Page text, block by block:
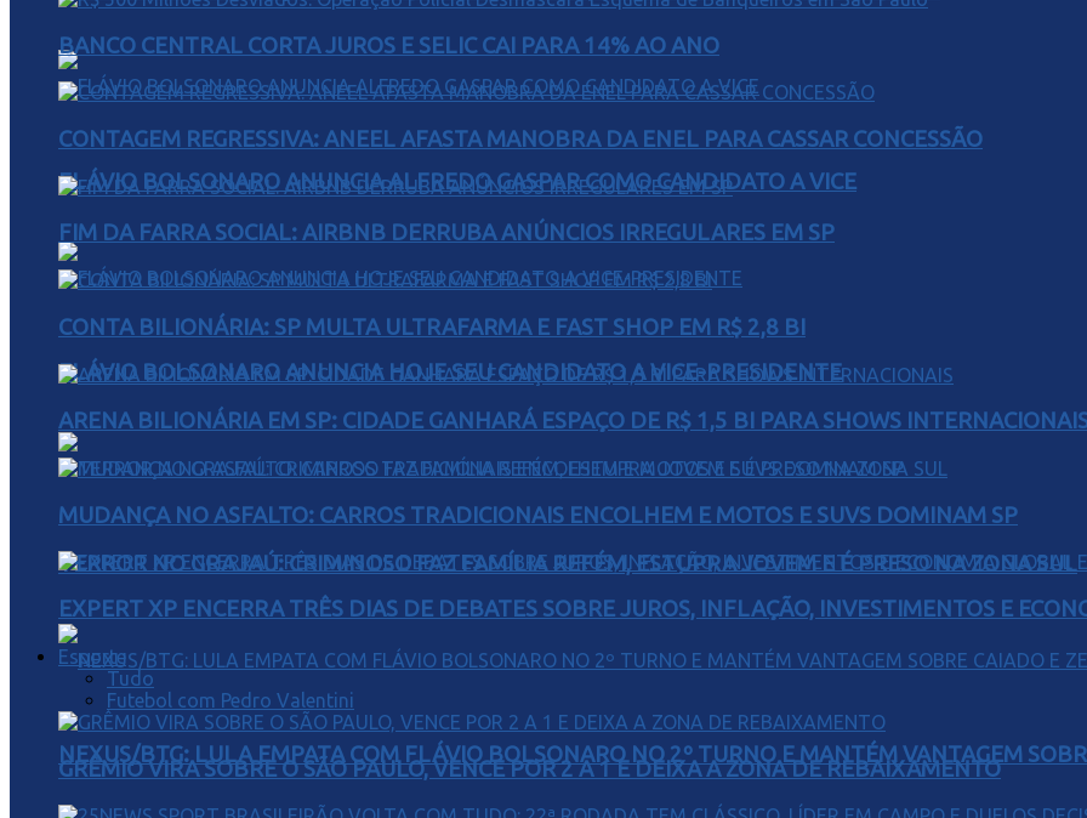
FLÁVIO BOLSONARO ANUNCIA ALFREDO GASPAR COMO CANDIDATO A VICE
FLÁVIO BOLSONARO ANUNCIA HOJE SEU CANDIDATO A VICE-PRESIDENTE
TERROR NO GRAJAÚ: CRIMINOSO FAZ FAMÍLIA REFÉM, ESTUPRA JOVEM E É PRESO NA ZONA SUL
NEXUS/BTG: LULA EMPATA COM FLÁVIO BOLSONARO NO 2º TURNO E MANTÉM VANTAGEM
BANCO CENTRAL CORTA JUROS E SELIC CAI PARA 14% AO ANO
CONTAGEM REGRESSIVA: ANEEL AFASTA MANOBRA DA ENEL PARA CASSAR CONCESSÃO
FIM DA FARRA SOCIAL: AIRBNB DERRUBA ANÚNCIOS IRREGULARES EM SP
CONTA BILIONÁRIA: SP MULTA ULTRAFARMA E FAST SHOP EM R$ 2,8 BI
ARENA BILIONÁRIA EM SP: CIDADE GANHARÁ ESPAÇO DE R$ 1,5 BI PARA SHOWS
MUDANÇA NO ASFALTO: CARROS TRADICIONAIS ENCOLHEM E MOTOS E SUVS DOMINAM SP
EXPERT XP ENCERRA TRÊS DIAS DE DEBATES SOBRE JUROS, INFLAÇÃO, INVESTIMENTOS E
Esporte
Tudo
Futebol com Pedro Valentini
GRÊMIO VIRA SOBRE O SÃO PAULO, VENCE POR 2 A 1 E DEIXA A ZONA DE REBAIXAMENTO